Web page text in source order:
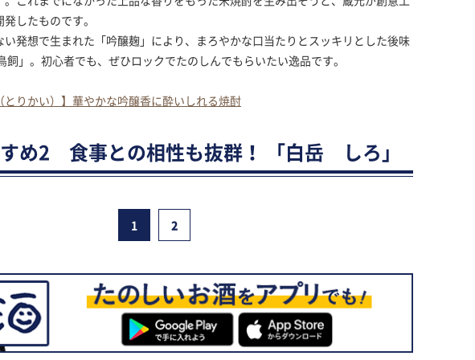
したものです。
い発想で生まれた「吟醸麹」により、まろやかな口当たりとスッキリとした後味
飼」。初心者でも、ぜひロックでたのしんでもらいたい逸品です。
とりかい）】華やかな吟醸香に酔いしれる焼酎
め2 食事との相性も抜群！ 「白岳 しろ」
1 2